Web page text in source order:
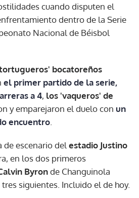
cuando disputen el
dentro de la Serie
Nacional de Béisbol
bocatoreños
el primer partido de la serie,
a 4, los 'vaqueros' de
y emparejaron el duelo con un
encuentro
de escenario del estadio Justino
en los dos primeros
Byronde Changuinola
siguientes. Incluido el de hoy.